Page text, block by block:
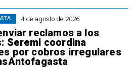
4 de agosto de 2026
reclamos a los
Seremi coordina
por cobros irregulares